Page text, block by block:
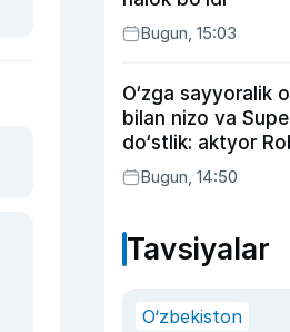
Bugun, 15:03
O‘zga sayyoralik
bilan nizo va
do‘stlik: aktyor
haqida ko‘pchilik
faktlar
Bugun, 14:50
Tavsiyalar
O‘zbekiston